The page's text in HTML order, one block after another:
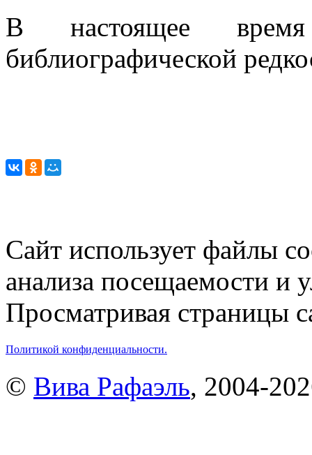
В настоящее
библиографической
Сайт использует файлы
анализа посещаемости и
Просматривая страницы
Политикой конфиденциальности.
© Вива Рафаэль, 2004-